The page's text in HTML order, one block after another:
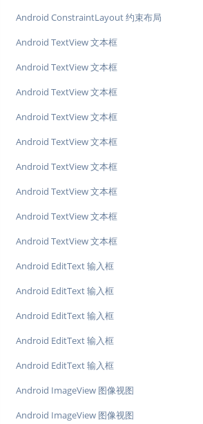
Android ConstraintLayout 约束布局
Android TextView 文本框
Android TextView 文本框
Android TextView 文本框
Android TextView 文本框
Android TextView 文本框
Android TextView 文本框
Android TextView 文本框
Android TextView 文本框
Android TextView 文本框
Android EditText 输入框
Android EditText 输入框
Android EditText 输入框
Android EditText 输入框
Android EditText 输入框
Android ImageView 图像视图
Android ImageView 图像视图